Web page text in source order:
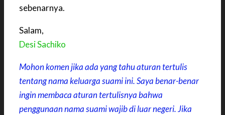
sebenarnya.
Salam,
Desi Sachiko
Mohon komen jika ada yang tahu aturan tertulis
tentang nama keluarga suami ini. Saya benar-benar
ingin membaca aturan tertulisnya bahwa
penggunaan nama suami wajib di luar negeri. Jika